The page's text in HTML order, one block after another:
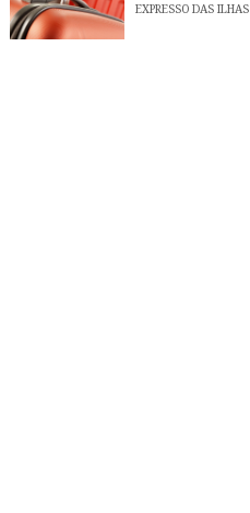
EXPRESSO DAS ILHAS